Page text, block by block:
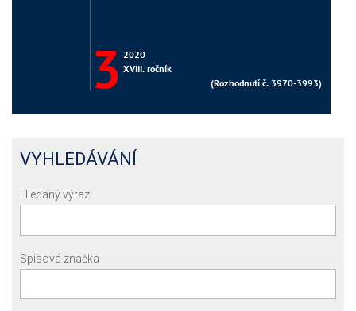
VYHLEDÁVÁNÍ
Hledaný výraz
Spisová značka